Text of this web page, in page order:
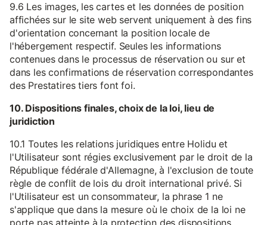
9.6 Les images, les cartes et les données de position
affichées sur le site web servent uniquement à des fins
d'orientation concernant la position locale de
l'hébergement respectif. Seules les informations
contenues dans le processus de réservation ou sur et
dans les confirmations de réservation correspondantes
des Prestatires tiers font foi.
10. Dispositions finales, choix de la loi, lieu de
juridiction
10.1 Toutes les relations juridiques entre Holidu et
l'Utilisateur sont régies exclusivement par le droit de la
République fédérale d'Allemagne, à l'exclusion de toute
règle de conflit de lois du droit international privé. Si
l'Utilisateur est un consommateur, la phrase 1 ne
s'applique que dans la mesure où le choix de la loi ne